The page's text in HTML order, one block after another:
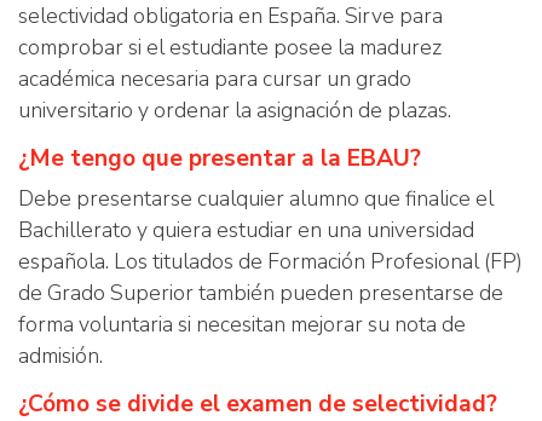
selectividad obligatoria en España. Sirve para
comprobar si el estudiante posee la madurez
académica necesaria para cursar un grado
universitario y ordenar la asignación de plazas.
¿Me tengo que presentar a la EBAU?
Debe presentarse cualquier alumno que finalice el
Bachillerato y quiera estudiar en una universidad
española. Los titulados de Formación Profesional (FP)
de Grado Superior también pueden presentarse de
forma voluntaria si necesitan mejorar su nota de
admisión.
¿Cómo se divide el examen de selectividad?